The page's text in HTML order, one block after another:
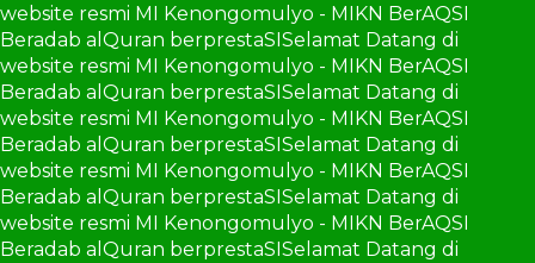
website resmi MI Kenongomulyo - MIKN BerAQSI
Beradab alQuran berprestaSISelamat Datang di
website resmi MI Kenongomulyo - MIKN BerAQSI
Beradab alQuran berprestaSISelamat Datang di
website resmi MI Kenongomulyo - MIKN BerAQSI
Beradab alQuran berprestaSISelamat Datang di
website resmi MI Kenongomulyo - MIKN BerAQSI
Beradab alQuran berprestaSISelamat Datang di
website resmi MI Kenongomulyo - MIKN BerAQSI
Beradab alQuran berprestaSISelamat Datang di